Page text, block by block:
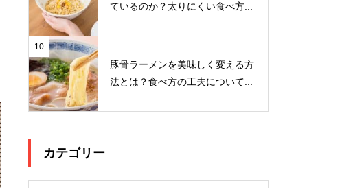
ているのか？太りにくい食べ方...
10
豚骨ラーメンを美味しく変える方
法とは？食べ方の工夫について...
カテゴリー